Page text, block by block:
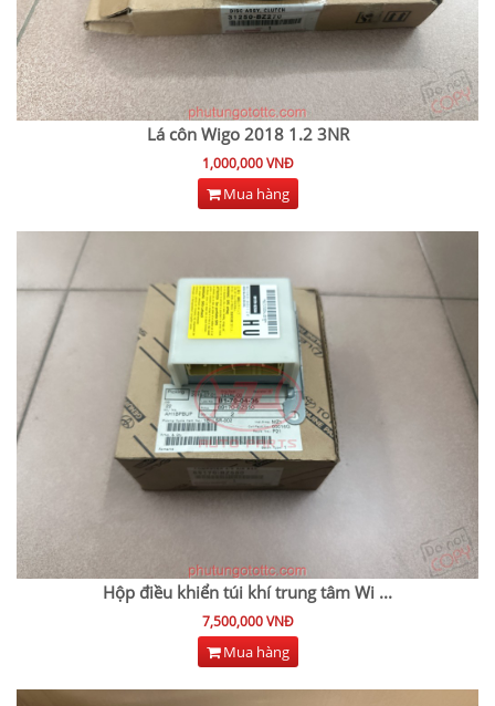
Lá côn Wigo 2018 1.2 3NR
1,000,000 VNĐ
Mua hàng
Hộp điều khiển túi khí trung tâm Wi ...
7,500,000 VNĐ
Mua hàng